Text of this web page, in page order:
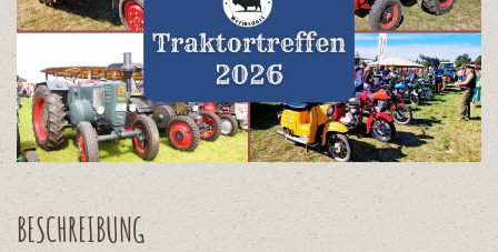
BESCHREIBUNG